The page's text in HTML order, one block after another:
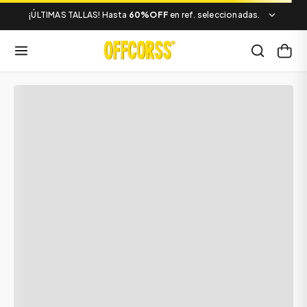
¡ÚLTIMAS TALLAS! Hasta 60%OFF en ref. seleccionadas.